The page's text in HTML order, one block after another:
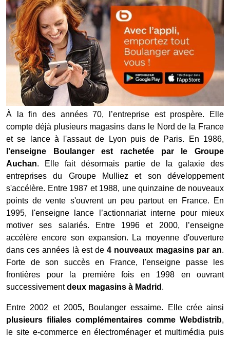
À la fin des années 70, l’entreprise est prospère. Elle
compte déjà plusieurs magasins dans le Nord de la France
et se lance à l'assaut de Lyon puis de Paris. En 1986,
l'enseigne Boulanger est rachetée par le Groupe
Auchan. Elle fait désormais partie de la galaxie des
entreprises du Groupe Mulliez et son développement
s'accélère. Entre 1987 et 1988, une quinzaine de nouveaux
points de vente s'ouvrent un peu partout en France. En
1995, l'enseigne lance l’actionnariat interne pour mieux
motiver ses salariés. Entre 1996 et 2000, l’enseigne
accélère encore son expansion. La moyenne d'ouverture
dans ces années là est de 4 nouveaux magasins par an.
Forte de son succès en France, l'enseigne passe les
frontières pour la première fois en 1998 en ouvrant
successivementdeux magasins à Madrid .
Entre 2002 et 2005, Boulanger essaime. Elle crée ainsi
plusieurs filiales complémentaires comme Webdistrib,
le site e-commerce en électroménager et multimédia puis